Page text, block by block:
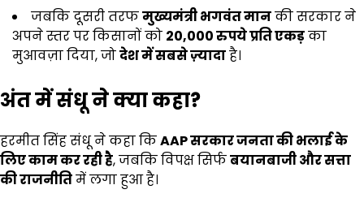
जबकि दूसरी तरफमुख्यमंत्री भगवंत मानकी सरकार ने
अपने स्तर पर किसानों को 20,000रुपये प्रति एकड़का
मुआवज़ा दिया, जोदेश में सबसे ज़्यादाहै।
अंत में संधू ने क्या कहा?
हरमीत सिंह संधू ने कहा किAAPसरकार जनता की भलाई के
लिए काम कर रही है, जबकि विपक्ष सिर्फबयानबाजी और सत्ता
की राजनीतिमें लगा हुआ है।